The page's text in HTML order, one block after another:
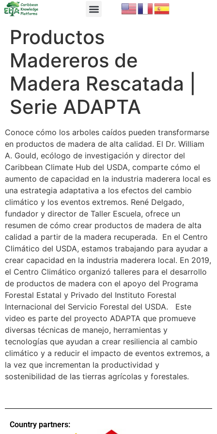
Productos
Madereros de
Madera Rescatada |
Serie ADAPTA
Conoce cómo los arboles caídos pueden transformarse
en productos de madera de alta calidad. El Dr. William
A. Gould, ecólogo de investigación y director del
Caribbean Climate Hub del USDA, comparte cómo el
aumento de capacidad en la industria maderera local es
una estrategia adaptativa a los efectos del cambio
climático y los eventos extremos. René Delgado,
fundador y director de Taller Escuela, ofrece un
resumen de cómo crear productos de madera de alta
calidad a partir de la madera recuperada. En el Centro
Climático del USDA, estamos trabajando para ayudar a
crear capacidad en la industria maderera local. En 2019,
el Centro Climático organizó talleres para el desarrollo
de productos de madera con el apoyo del Programa
Forestal Estatal y Privado del Instituto Forestal
Internacional del Servicio Forestal del USDA. Este
video es parte del proyecto ADAPTA que promueve
diversas técnicas de manejo, herramientas y
tecnologías que ayudan a crear resiliencia al cambio
climático y a reducir el impacto de eventos extremos, a
la vez que incrementan la productividad y
sostenibilidad de las tierras agrícolas y forestales.
Country partners: